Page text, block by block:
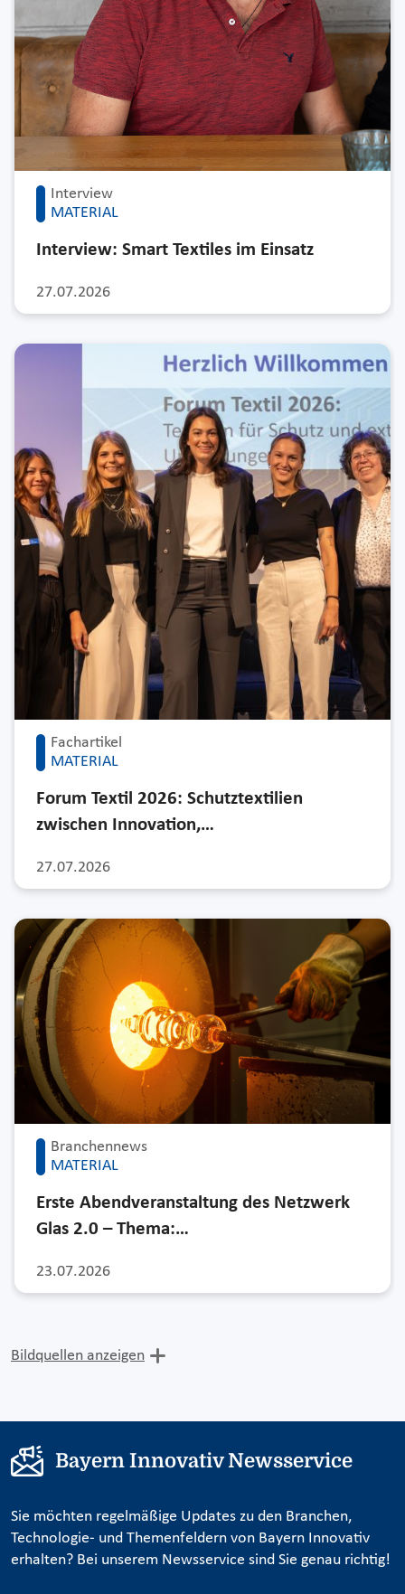
Interview
MATERIAL
27.07.2026
Interview: Smart Textiles im Einsatz
Fachartikel
MATERIAL
27.07.2026
Forum Textil 2026: Schutztextilien
zwischen Innovation,…
Branchennews
MATERIAL
23.07.2026
Erste Abendveranstaltung des Netzwerk
Glas 2.0 – Thema:…
Bildquellen anzeigen
Bayern Innovativ Newsservice
Sie möchten regelmäßige Updates zu den Branchen,
Technologie- und Themenfeldern von Bayern Innovativ
erhalten? Bei unserem Newsservice sind Sie genau richtig!